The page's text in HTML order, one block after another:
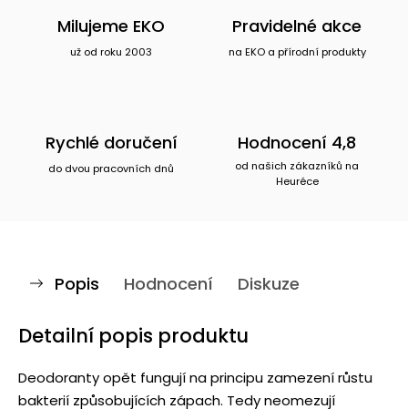
Milujeme EKO
už od roku 2003
Pravidelné akce
na EKO a přírodní produkty
Rychlé doručení
do dvou pracovních dnů
Hodnocení 4,8
od našich zákazníků na
Heuréce
Popis Hodnocení Diskuze
Detailní popis produktu
Deodoranty opět fungují na principu zamezení růstu
bakterií způsobujících zápach. Tedy neomezují